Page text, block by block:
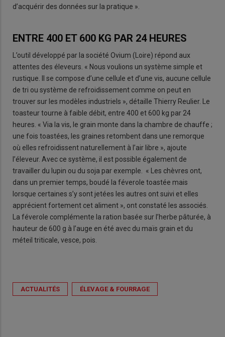
d’acquérir des données sur la pratique ».
ENTRE 400 ET 600 KG PAR 24 HEURES
L’outil développé par la société Ovium (Loire) répond aux
attentes des éleveurs. « Nous voulions un système simple et
rustique. Il se compose d’une cellule et d’une vis, aucune cellule
de tri ou système de refroidissement comme on peut en
trouver sur les modèles industriels », détaille Thierry Reulier. Le
toasteur tourne à faible débit, entre 400 et 600 kg par 24
heures. « Via la vis, le grain monte dans la chambre de chauffe ;
une fois toastées, les graines retombent dans une remorque
où elles refroidissent naturellement à l’air libre », ajoute
l’éleveur. Avec ce système, il est possible également de
travailler du lupin ou du soja par exemple. « Les chèvres ont,
dans un premier temps, boudé la féverole toastée mais
lorsque certaines s’y sont jetées les autres ont suivi et elles
apprécient fortement cet aliment », ont constaté les associés.
La féverole complémente la ration basée sur l’herbe pâturée, à
hauteur de 600 g à l’auge en été avec du maïs grain et du
méteil triticale, vesce, pois.
ACTUALITÉS ÉLEVAGE & FOURRAGE